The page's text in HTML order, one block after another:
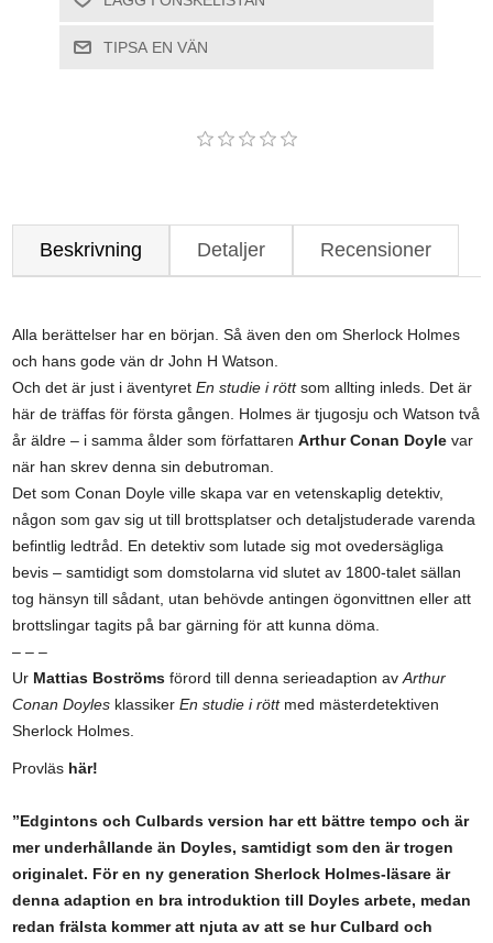
Beskrivning Detaljer Recensioner
Alla berättelser har en början. Så även den om Sherlock Holmes
och hans gode vän dr John H Watson.
Och det är just i äventyret En studie i röttsom allting inleds. Det är
här de träffas för första gången. Holmes är tjugosju och Watson två
år äldre – i samma ålder som författarenArthur Conan Doyle var
när han skrev denna sin debutroman.
Det som Conan Doyle ville skapa var en vetenskaplig detektiv,
någon som gav sig ut till brottsplatser och detaljstuderade varenda
befintlig ledtråd. En detektiv som lutade sig mot ovedersägliga
bevis – samtidigt som domstolarna vid slutet av 1800-talet sällan
tog hänsyn till sådant, utan behövde antingen ögonvittnen eller att
brottslingar tagits på bar gärning för att kunna döma.
– – –
Ur Mattias Boströms förord till denna serieadaption avArthur
Conan Doyles klassikerEn studie i röttmed mäster­detektiven
Sherlock Holmes.
Provläs här!
”Edgintons och Culbards version har ett bättre tempo och är
mer underhållande än Doyles, samtidigt som den är trogen
originalet. För en ny generation Sherlock Holmes-läsare är
denna adaption en bra introduktion till Doyles arbete, medan
redan frälsta kommer att njuta av att se hur Culbard och